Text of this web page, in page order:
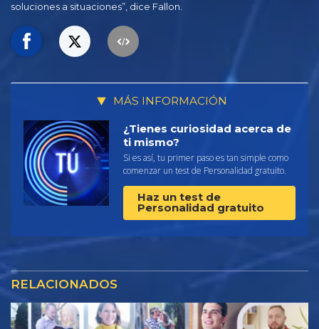
soluciones a situaciones”, dice Fallon.
MÁS INFORMACIÓN
¿Tienes curiosidad acerca de
ti mismo?
Si es así, tu primer paso es tan simple como
comenzar un test de Personalidad gratuito.
Haz un test de
Personalidad gratuito
RELACIONADOS